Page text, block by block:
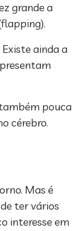
grande a
ainda a
pouca
cérebro.
Mas é
ter vários
interesse em